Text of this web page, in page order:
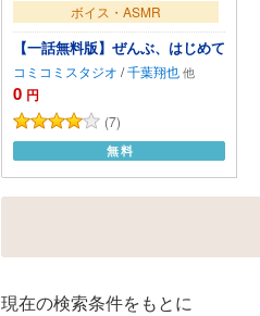
ボイス・ASMR
【一話無料版】ぜんぶ、はじめて
コミコミスタジオ /千葉翔也
0 円
(7)
無料
カートに追加
現在の検索条件をもとに